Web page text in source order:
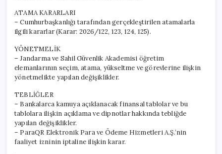
ATAMA KARARLARI
– Cumhurbaşkanlığı tarafından gerçekleştirilen atamalarla
ilgili kararlar (Karar: 2026/122, 123, 124, 125).
YÖNETMELİK
– Jandarma ve Sahil Güvenlik Akademisi öğretim
elemanlarının seçim, atama, yükseltme ve görevlerine ilişkin
yönetmelikte yapılan değişiklikler.
TEBLİĞLER
– Bankalarca kamuya açıklanacak finansal tablolar ve bu
tablolara ilişkin açıklama ve dipnotlar hakkında tebliğde
yapılan değişiklikler.
– ParaQR Elektronik Para ve Ödeme Hizmetleri A.Ş.’nin
faaliyet izninin iptaline ilişkin karar.